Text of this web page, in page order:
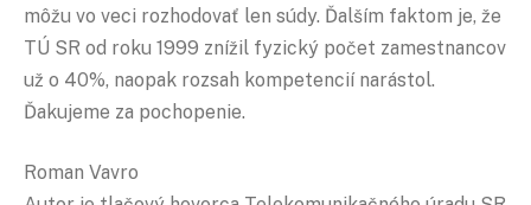
môžu vo veci rozhodovať len súdy. Ďalším faktom je, že
TÚ SR od roku 1999 znížil fyzický počet zamestnancov
už o 40%, naopak rozsah kompetencií narástol.
Ďakujeme za pochopenie.
Roman Vavro